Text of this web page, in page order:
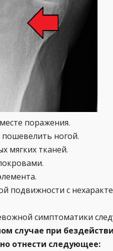
поражения.
ногой.
мягких тканей.
подвижности с
симптоматики
случае при
отнести следующее: